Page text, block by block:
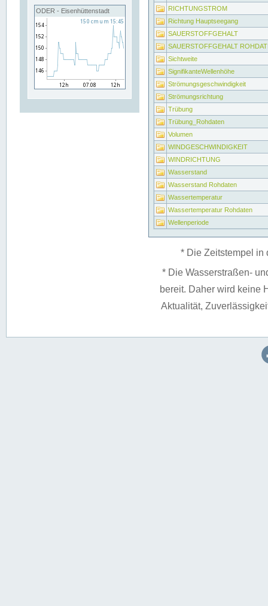
ODER - Eisenhüttenstadt
RICHTUNGSTROM
Richtung Hauptseegang
SAUERSTOFFGEHALT
SAUERSTOFFGEHALT
Sichtweite
SignifikanteWellenhöhe
Strömungsgeschwindigkeit
Strömungsrichtung
Trübung
Trübung_Rohdaten
Volumen
WINDGESCHWINDIGKEIT
WINDRICHTUNG
Wasserstand
Wasserstand Rohdaten
Wassertemperatur
Wassertemperatur Rohdaten
Wellenperiode
* Die Zeitstempel in
* Die Wasserstraßen-
bereit. Daher wird keine
Aktualität,